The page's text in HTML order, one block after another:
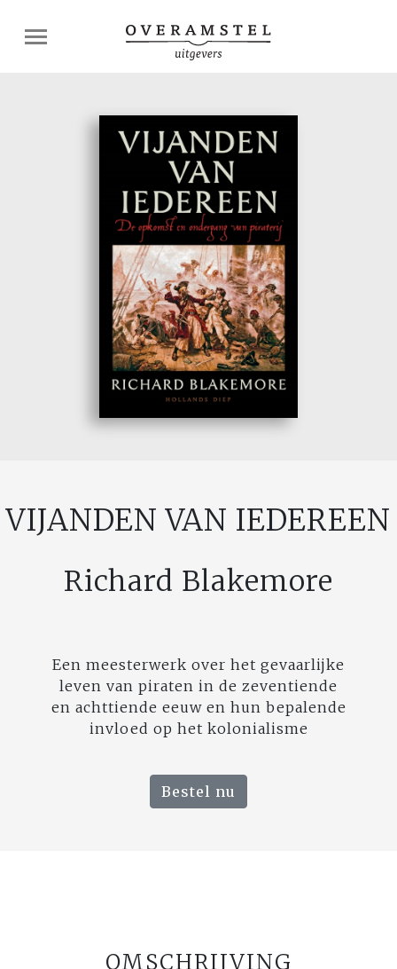
VIJANDEN VAN IEDEREEN
Richard Blakemore
Een meesterwerk over het gevaarlijke
leven van piraten in de zeventiende
en achttiende eeuw en hun bepalende
invloed op het kolonialisme
Bestel nu
OMSCHRIJVING